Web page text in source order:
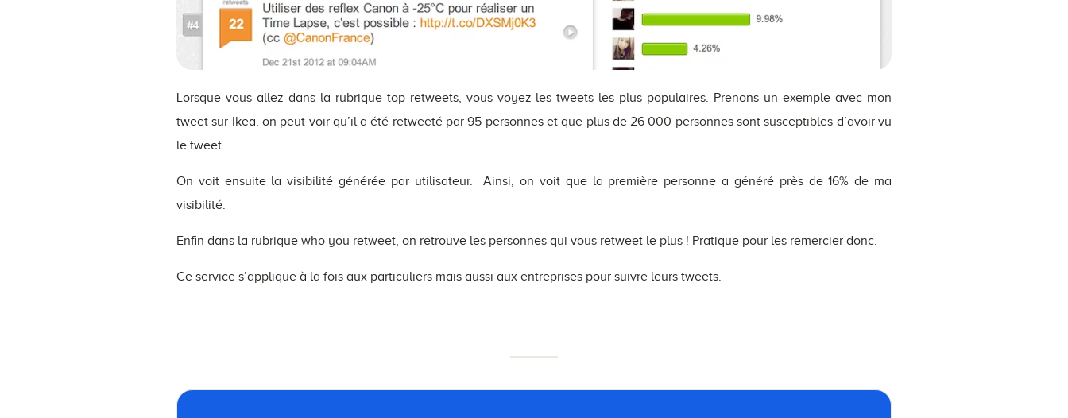
Lorsque vous allez dans la rubrique top retweets, vous voyez les tweets les plus populaires. Prenons un exemple avec mon
tweet sur Ikea, on peut voir qu’il a été retweeté par 95 personnes et que plus de 26 000 personnes sont susceptibles d’avoir vu
le tweet.
On voit ensuite la visibilité générée par utilisateur. Ainsi, on voit que la première personne a généré près de 16% de ma
visibilité.
Enfin dans la rubrique who you retweet, on retrouve les personnes qui vous retweet le plus ! Pratique pour les remercier donc.
Ce service s’applique à la fois aux particuliers mais aussi aux entreprises pour suivre leurs tweets.